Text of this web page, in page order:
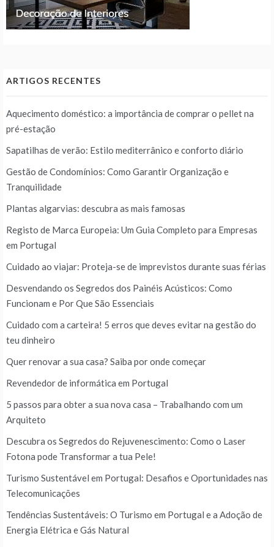
ARTIGOS RECENTES
Aquecimento doméstico: a importância de comprar o pellet na
pré-estação
Sapatilhas de verão: Estilo mediterrânico e conforto diário
Gestão de Condomínios: Como Garantir Organização e
Tranquilidade
Plantas algarvias: descubra as mais famosas
Registo de Marca Europeia: Um Guia Completo para Empresas
em Portugal
Cuidado ao viajar: Proteja-se de imprevistos durante suas férias
Desvendando os Segredos dos Painéis Acústicos: Como
Funcionam e Por Que São Essenciais
Cuidado com a carteira! 5 erros que deves evitar na gestão do
teu dinheiro
Quer renovar a sua casa? Saiba por onde começar
Revendedor de informática em Portugal
5 passos para obter a sua nova casa – Trabalhando com um
Arquiteto
Descubra os Segredos do Rejuvenescimento: Como o Laser
Fotona pode Transformar a tua Pele!
Turismo Sustentável em Portugal: Desafios e Oportunidades nas
Telecomunicações
Tendências Sustentáveis: O Turismo em Portugal e a Adoção de
Energia Elétrica e Gás Natural